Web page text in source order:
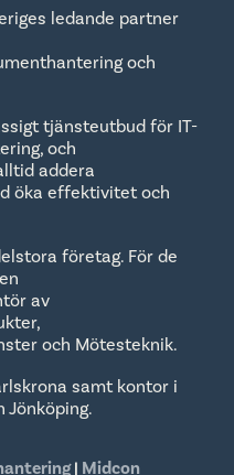
ledande partner
och
tjänsteutbud för IT-
och
addera
öka effektivitet och
företag. För de
av
och Mötesteknik.
samt kontor i
Jönköping.
| Midcon